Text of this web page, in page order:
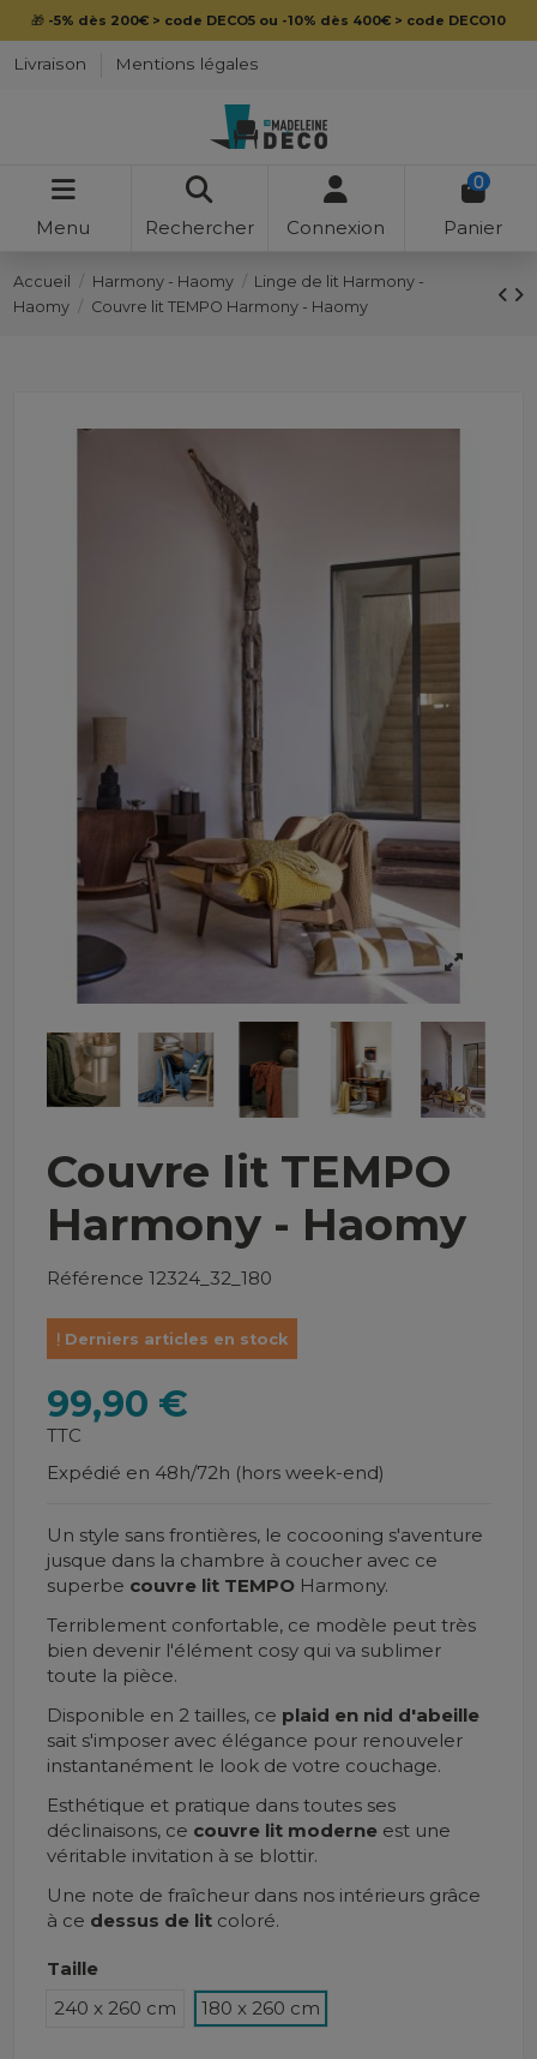
🎁 -5% dès 200€ > code DECO5 ou -10% dès 400€ > code DECO10
Livraison Mentions légales
Menu Rechercher Connexion
0
Panier
Accueil Harmony - Haomy
Linge de lit Harmony -
Haomy
Couvre lit TEMPO Harmony - Haomy
Couvre lit TEMPO
Harmony - Haomy
Référence 12324_32_180
Derniers articles en stock
99,90 €
TTC
Expédié en 48h/72h (hors week-end)
Un style sans frontières, le cocooning s'aventure
jusque dans la chambre à coucher avec ce
superbe couvre lit TEMPOHarmony.
Terriblement confortable, ce modèle peut très
bien devenir l'élément cosy qui va sublimer
toute la pièce.
Disponible en 2 tailles, ce plaid en nid d'abeille
sait s'imposer avec élégance pour renouveler
instantanément le look de votre couchage.
Esthétique et pratique dans toutes ses
déclinaisons, ce couvre lit moderne est une
véritable invitation à se blottir.
Une note de fraîcheur dans nos intérieurs grâce
à ce dessus de lit coloré.
Taille
240 x 260 cm
180 x 260 cm